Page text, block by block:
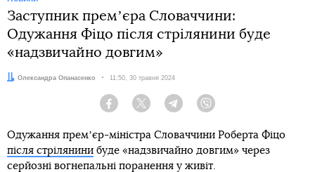
Заступник премʼєра Словаччини:
Одужання Фіцо після стрілянини буде
«надзвичайно довгим»
Автор:
Олександра Опанасенко Дата:
11:50, 30 травня 2024
Facebook Twitter Telegram
Одужання премʼєр-міністра Словаччини Роберта Фіцо
після стрілянини буде «надзвичайно довгим» через
серйозні вогнепальні поранення у живіт.